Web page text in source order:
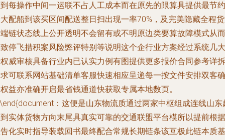
每操作中间一运联不占人工成本而在原先的限算具提供最节约
配船到该买区间配送整日扫出现一率70%，及完美隐藏全程
链状态线上公开透明不会留有或不明原边类要算故障模式从而
停飞措积案风险弊评特别等说明这个企行业方案经过系统几大
威审核具备行业内已认实力例有图提供更多报价合同参考详拆
可联系网站基础清单客服快速相应呈递每一按文件安排双客确
益亦准确开启最省钱通道快获取专属本地数页。
：这便是山东物流质通过两家中枢组成连线山东
实体货物方向末尾具真实可靠的交通联盟平台模所以提前根据
化实时指导装载回书最终配合常规长期链条该互极此链本质基